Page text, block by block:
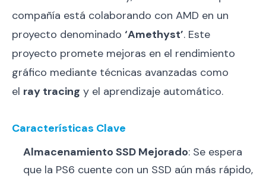
compañía está colaborando con AMD en un
proyecto denominado ‘Amethyst’. Este
proyecto promete mejoras en el rendimiento
gráfico mediante técnicas avanzadas como
el ray tracing y el aprendizaje automático.
Características Clave
Almacenamiento SSD Mejorado: Se espera
que la PS6 cuente con un SSD aún más rápido,